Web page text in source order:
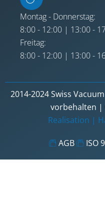
Montag - Donnerstag:
8:00 - 12:00 | 13:00 -
Freitag:
8:00 - 12:00 | 13:00 -
2014-2024 Swiss
vorbehalten |
Realisation |
AGB ISO